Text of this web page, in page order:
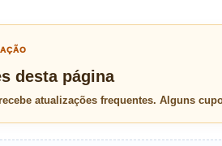
desta página
atualizações frequentes. Alguns